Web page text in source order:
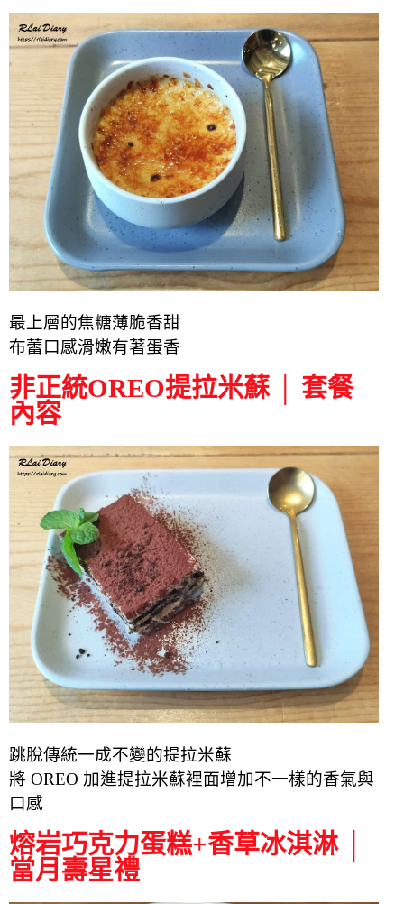
最上層的焦糖薄脆香甜
布蕾口感滑嫩有著蛋香
非正統OREO提拉米蘇 │ 套餐
內容
跳脫傳統一成不變的提拉米蘇
將 OREO 加進提拉米蘇裡面增加不一樣的香氣與
口感
熔岩巧克力蛋糕+香草冰淇淋 │
當月壽星禮